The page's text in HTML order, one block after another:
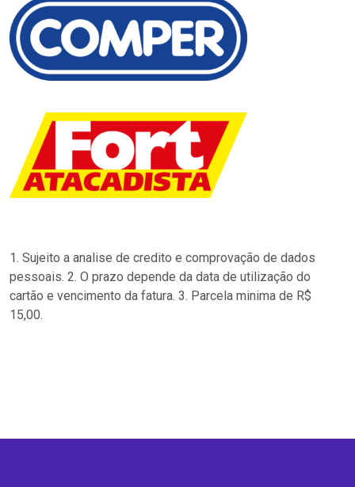
1. Sujeito a analise de credito e comprovação de dados
pessoais. 2. O prazo depende da data de utilização do
cartão e vencimento da fatura. 3. Parcela minima de R$
15,00.